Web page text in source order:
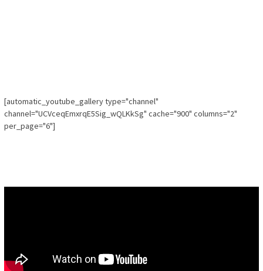
[automatic_youtube_gallery type="channel"
channel="UCVceqEmxrqE5Sig_wQLKkSg" cache="900" columns="2"
per_page="6"]